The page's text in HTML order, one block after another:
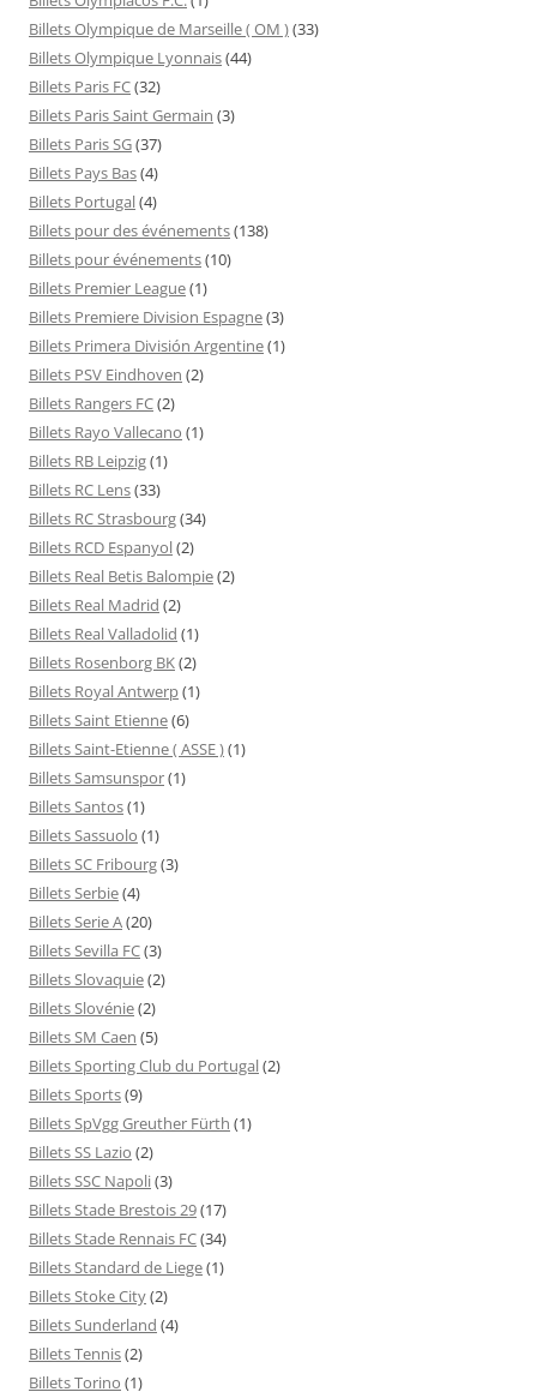
Billets Olympique de Marseille ( OM )(33)
Billets Olympique Lyonnais(44)
Billets Paris FC(32)
Billets Paris Saint Germain (3)
Billets Paris SG(37)
Billets Pays Bas(4)
Billets Portugal(4)
Billets pour des événements(138)
Billets pour événements(10)
Billets Premier League(1)
Billets Premiere Division Espagne(3)
Billets Primera División Argentine(1)
Billets PSV Eindhoven (2)
Billets Rangers FC(2)
Billets Rayo Vallecano (1)
Billets RB Leipzig(1)
Billets RC Lens(33)
Billets RC Strasbourg(34)
Billets RCD Espanyol(2)
Billets Real Betis Balompie(2)
Billets Real Madrid (2)
Billets Real Valladolid (1)
Billets Rosenborg BK(2)
Billets Royal Antwerp(1)
Billets Saint Etienne(6)
Billets Saint-Etienne ( ASSE )(1)
Billets Samsunspor(1)
Billets Santos(1)
Billets Sassuolo (1)
Billets SC Fribourg(3)
Billets Serbie(4)
Billets Serie A(20)
Billets Sevilla FC(3)
Billets Slovaquie(2)
Billets Slovénie(2)
Billets SM Caen (5)
Billets Sporting Club du Portugal(2)
Billets Sports(9)
Billets SpVgg Greuther Fürth (1)
Billets SS Lazio (2)
Billets SSC Napoli(3)
Billets Stade Brestois 29(17)
Billets Stade Rennais FC(34)
Billets Standard de Liege(1)
Billets Stoke City(2)
Billets Sunderland (4)
Billets Tennis(2)
Billets Torino (1)